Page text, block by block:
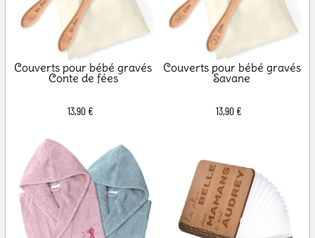
Couverts pour bébé gravés
Conte de fées
13,90 €
Couverts pour bébé gravés
Savane
13,90 €